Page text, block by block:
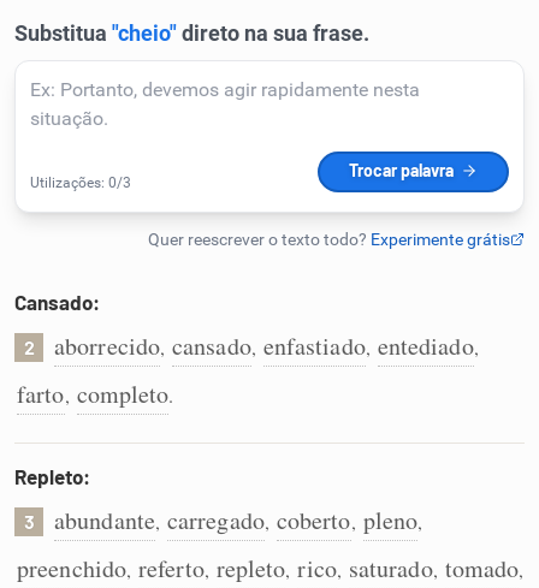
Corrigir Texto
Detector de IA
Humanizador de IA
Cata-letras
Conexões
Caça-palavras
Dicionário
Cansado:
2 aborrecido, cansado, enfastiado, entediado,
farto, completo.
Repleto:
3 abundante, carregado, coberto, pleno,
preenchido, referto, repleto, rico, saturado, tomado,